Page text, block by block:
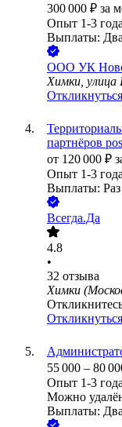
300 000 ₽ за
Опыт 1-3 года
Выплаты: Два
ООО УК
Химки, улица
Откликнуться
партнёров
от 120 000 ₽
Опыт 1-3 года
Выплаты: Раз
Всегда.Да
4.8
•
32 отзыва
Химки
Откликнуться
55 000 – 80
Опыт 1-3 года
Можно
Выплаты: Два